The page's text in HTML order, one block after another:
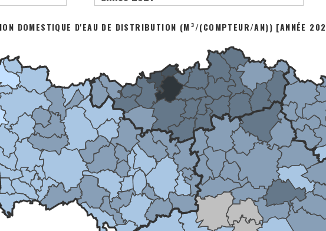
DOMESTIQUE D'EAU DE DISTRIBUTION (M³/(COMPTEUR/AN)) [ANNÉE